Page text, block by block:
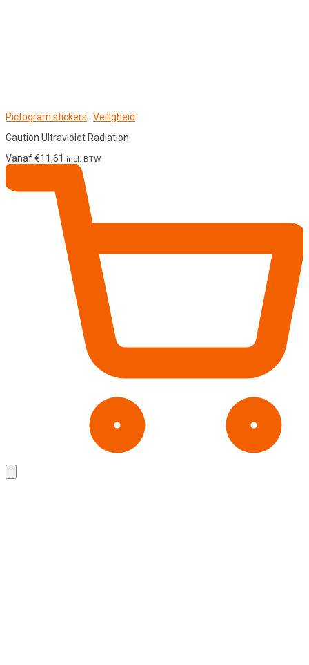
Pictogram stickers · Veiligheid
Caution Ultraviolet Radiation
Vanaf€11,61 incl. BTW